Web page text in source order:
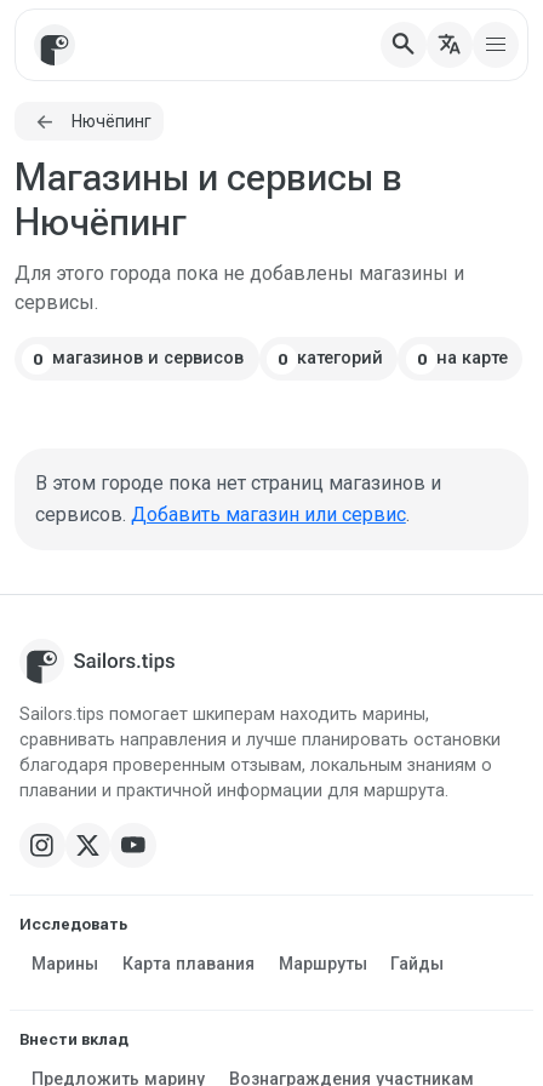
search translate
Нючёпинг
Магазины и сервисы в
Нючёпинг
Для этого города пока не добавлены магазины и
сервисы.
0 магазинов и сервисов 0 категорий 0 на карте
В этом городе пока нет страниц магазинов и
сервисов. Добавить магазин или сервис.
Sailors.tips помогает шкиперам находить марины,
сравнивать направления и лучше планировать остановки
благодаря проверенным отзывам, локальным знаниям о
плавании и практичной информации для маршрута.
Исследовать
Марины Карта плавания Маршруты Гайды
Внести вклад
Предложить марину Вознаграждения участникам